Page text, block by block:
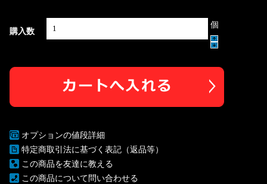
購入数
個
オプションの値段詳細
特定商取引法に基づく表記（返品等）
この商品を友達に教える
この商品について問い合わせる